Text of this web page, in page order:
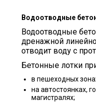
Водоотводные
Водоотводные
дренажной
отводит воду с
Бетонные лотки
в пешеходных
на автостоянках,
магистралях;